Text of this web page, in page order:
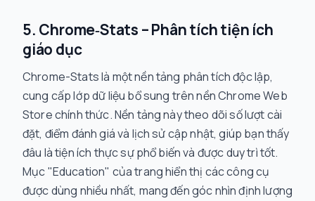
5. Chrome‑Stats – Phân tích tiện ích
giáo dục
Chrome-Stats là một nền tảng phân tích độc lập,
cung cấp lớp dữ liệu bổ sung trên nền Chrome Web
Store chính thức. Nền tảng này theo dõi số lượt cài
đặt, điểm đánh giá và lịch sử cập nhật, giúp bạn thấy
đâu là tiện ích thực sự phổ biến và được duy trì tốt.
Mục "Education" của trang hiển thị các công cụ
được dùng nhiều nhất, mang đến góc nhìn định lượng